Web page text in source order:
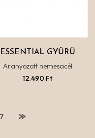
ESSENTIAL GYŰRŰ
Aranyozott nemesacél
12.490 Ft
7